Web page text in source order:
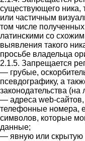
существующего ника,
или частичным
том числе
латинскими со
выявления такого
просьбе владельца
2.1.5. Запрещается
— грубые,
псевдографику, а
законодательства
— адреса web-
телефонные номера,
символов, которые
данные;
— явную или скрытую